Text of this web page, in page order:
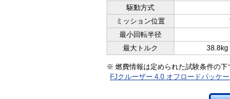
駆動方式
ミッション位置
最小回転半径
最大トルク
38.8kg
※ 燃費情報は定められた試験条件の下
FJクルーザー 4.0 オフロードパッケ